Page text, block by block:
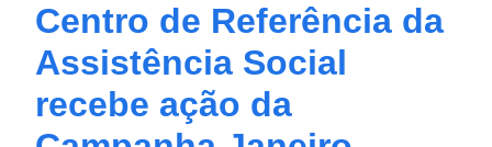
Centro de Referência da
Assistência Social
recebe ação da